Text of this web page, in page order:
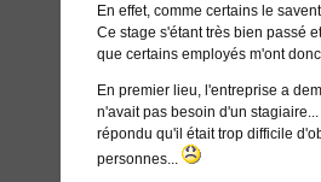
En effet, comme certains le
Ce stage s'étant très bien passé
que certains employés m'ont
En premier lieu, l'entreprise a
n'avait pas besoin d'un
répondu qu'il était trop difficile
personnes...